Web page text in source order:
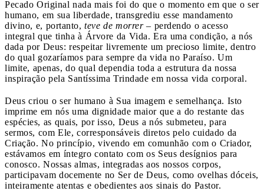
Pecado Original nada mais foi do que o momento em que o ser
humano, em sua liberdade, transgrediu esse mandamento
divino, e, portanto, teve de morrer– perdendo o acesso
integral que tinha à Árvore da Vida. Era uma condição, a nós
dada por Deus: respeitar livremente um precioso limite, dentro
do qual gozaríamos para sempre da vida no Paraíso. Um
limite, apenas, do qual dependia toda a estrutura da nossa
inspiração pela Santíssima Trindade em nossa vida corporal.
Deus criou o ser humano à Sua imagem e semelhança. Isto
imprime em nós uma dignidade maior que a do restante das
espécies, as quais, por isso, Deus a nós submeteu, para
sermos, com Ele, corresponsáveis diretos pelo cuidado da
Criação. No princípio, vivendo em comunhão com o Criador,
estávamos em íntegro contato com os Seus desígnios para
conosco. Nossas almas, integradas aos nossos corpos,
participavam docemente no Ser de Deus, como ovelhas dóceis,
inteiramente atentas e obedientes aos sinais do Pastor.